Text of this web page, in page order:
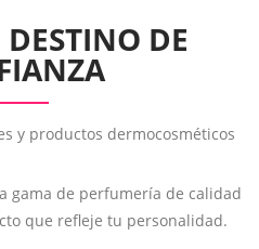
DE
y productos dermocosméticos
gama de perfumería de calidad
que refleje tu personalidad.